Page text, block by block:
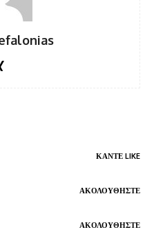
ΚΆΝΤΕ LIKE
ΑΚΟΛΟΥΘΉΣΤΕ
ΑΚΟΛΟΥΘΉΣΤΕ